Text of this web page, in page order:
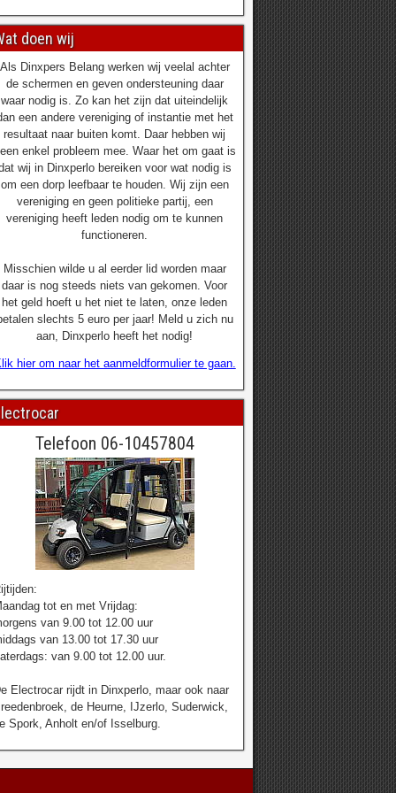
doen wij
Als Dinxpers Belang werken wij veelal achter
de schermen en geven ondersteuning daar
waar nodig is. Zo kan het zijn dat uiteindelijk
een andere vereniging of instantie met het
resultaat naar buiten komt. Daar hebben wij
enkel probleem mee. Waar het om gaat is
wij in Dinxperlo bereiken voor wat nodig is
om een dorp leefbaar te houden. Wij zijn een
vereniging en geen politieke partij, een
vereniging heeft leden nodig om te kunnen
functioneren.
Misschien wilde u al eerder lid worden maar
daar is nog steeds niets van gekomen. Voor
het geld hoeft u het niet te laten, onze leden
slechts 5 euro per jaar! Meld u zich nu
aan, Dinxperlo heeft het nodig!
hier om naar het aanmeldformulier te gaan.
Telefoon 06-10457804
tot en met Vrijdag:
van 9.00 tot 12.00 uur
van 13.00 tot 17.30 uur
van 9.00 tot 12.00 uur.
Electrocar rijdt in Dinxperlo, maar ook naar
de Heurne, IJzerlo, Suderwick,
Spork, Anholt en/of Isselburg.